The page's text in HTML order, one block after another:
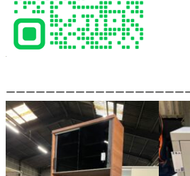
ーーーーーーーーーーーーーーーーーー